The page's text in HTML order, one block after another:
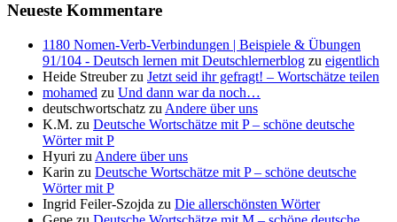
Neueste Kommentare
1180 Nomen-Verb-Verbindungen | Beispiele & Übungen
91/104 - Deutsch lernen mit Deutschlernerblog zu eigentlich
Heide Streuberzu Jetzt seid ihr gefragt! – Wortschätze teilen
mohamed zu Und dann war da noch…
deutschwortschatz zu Andere über uns
K.M. zu Deutsche Wortschätze mit P – schöne deutsche
Wörter mit P
Hyuri zu Andere über uns
Karin zu Deutsche Wortschätze mit P – schöne deutsche
Wörter mit P
Ingrid Feiler-Szojda zu Die allerschönsten Wörter